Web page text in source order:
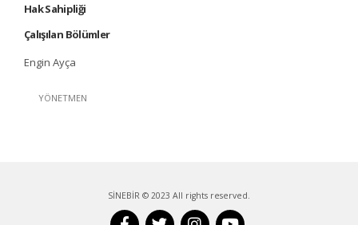
Hak Sahipliği
Çalışılan Bölümler
Engin Ayça
YÖNETMEN
SİNEBİR © 2023 All rights reserved.